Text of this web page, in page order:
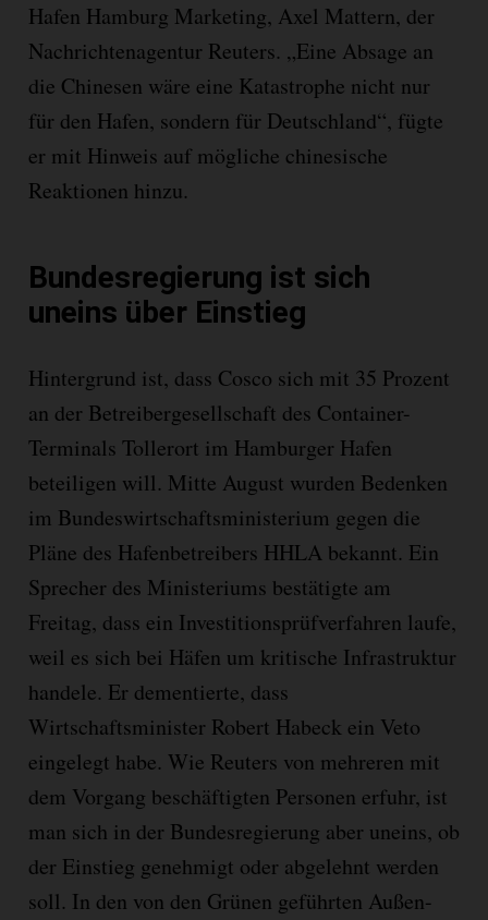
Hafen Hamburg Marketing, Axel Mattern, der
Nachrichtenagentur Reuters. „Eine Absage an
die Chinesen wäre eine Katastrophe nicht nur
für den Hafen, sondern für Deutschland“, fügte
er mit Hinweis auf mögliche chinesische
Reaktionen hinzu.
Bundesregierung ist sich
uneins über Einstieg
Hintergrund ist, dass Cosco sich mit 35 Prozent
an der Betreibergesellschaft des Container-
Terminals Tollerort im Hamburger Hafen
beteiligen will. Mitte August wurden Bedenken
im Bundeswirtschaftsministerium gegen die
Pläne des Hafenbetreibers HHLA bekannt. Ein
Sprecher des Ministeriums bestätigte am
Freitag, dass ein Investitionsprüfverfahren laufe,
weil es sich bei Häfen um kritische Infrastruktur
handele. Er dementierte, dass
Wirtschaftsminister Robert Habeck ein Veto
eingelegt habe. Wie Reuters von mehreren mit
dem Vorgang beschäftigten Personen erfuhr, ist
man sich in der Bundesregierung aber uneins, ob
der Einstieg genehmigt oder abgelehnt werden
soll. In den von den Grünen geführten Außen-